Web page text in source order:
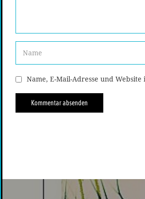
Name, E-Mail-Adresse und